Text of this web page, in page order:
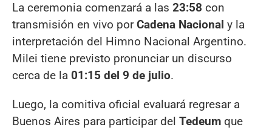
La ceremonia comenzará a las 23:58 con
transmisión en vivo porCadena Nacional y la
interpretación del Himno Nacional Argentino.
Milei tiene previsto pronunciar un discurso
cerca de la 01:15 del 9 de julio.
Luego, la comitiva oficial evaluará regresar a
Buenos Aires para participar del Tedeum que